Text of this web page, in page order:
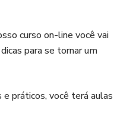
curso on-line você vai
para se tornar um
práticos, você terá aulas